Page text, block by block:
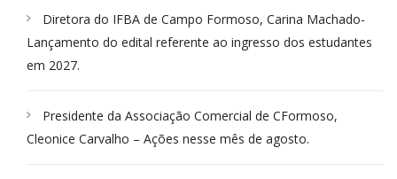
Diretora do IFBA de Campo Formoso, Carina Machado-
Lançamento do edital referente ao ingresso dos estudantes
em 2027.
Presidente da Associação Comercial de CFormoso,
Cleonice Carvalho – Ações nesse mês de agosto.